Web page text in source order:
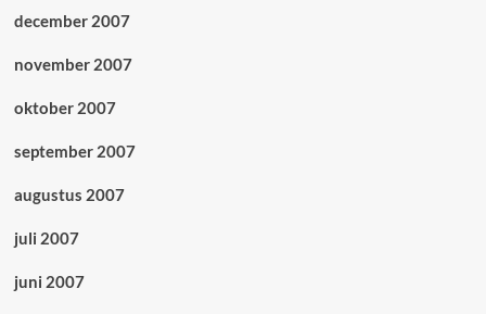
december 2007
november 2007
oktober 2007
september 2007
augustus 2007
juli 2007
juni 2007